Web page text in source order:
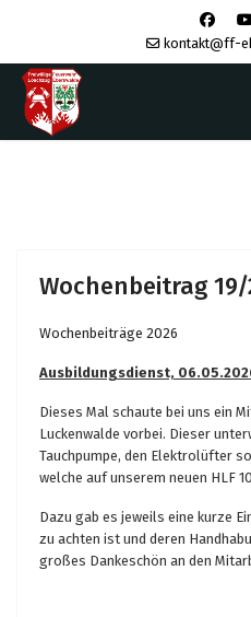
kontakt@ff-
Wochenbeitrag 19/
Wochenbeiträge 2026
Ausbildungsdienst,
Dieses Mal schaute bei uns ein
Luckenwalde vorbei. Dieser
Tauchpumpe, den Elektrolüfter
welche auf unserem neuen HLF
Dazu gab es jeweils eine kurze
zu achten ist und deren
großes Dankeschön an den